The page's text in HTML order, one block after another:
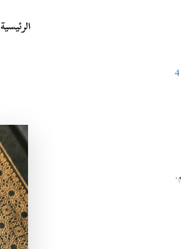
الرئيسية
(current)